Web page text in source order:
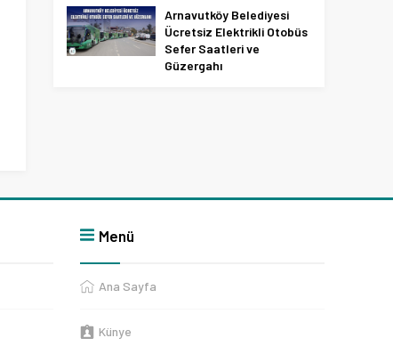
Arnavutköy Belediyesi
Ücretsiz Elektrikli Otobüs
Sefer Saatleri ve
Güzergahı
Menü
Ana Sayfa
Künye